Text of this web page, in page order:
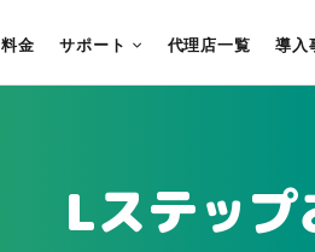
料金 サポート 代理店一覧 導入
Lステッ